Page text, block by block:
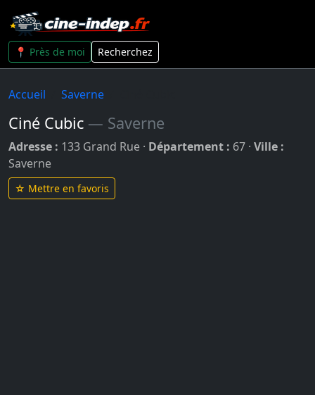
📍 Près de moi Recherchez
Accueil Saverne
Ciné Cubic — Saverne
Adresse : 133 Grand Rue · Département : 67 · Ville :
Saverne
☆ Mettre en favoris